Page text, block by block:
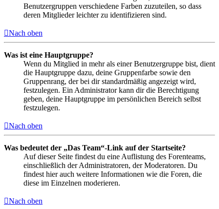
Benutzergruppen verschiedene Farben zuzuteilen, so dass
deren Mitglieder leichter zu identifizieren sind.
Nach oben
Was ist eine Hauptgruppe?
Wenn du Mitglied in mehr als einer Benutzergruppe bist, dient
die Hauptgruppe dazu, deine Gruppenfarbe sowie den
Gruppenrang, der bei dir standardmäßig angezeigt wird,
festzulegen. Ein Administrator kann dir die Berechtigung
geben, deine Hauptgruppe im persönlichen Bereich selbst
festzulegen.
Nach oben
Was bedeutet der „Das Team“-Link auf der Startseite?
Auf dieser Seite findest du eine Auflistung des Forenteams,
einschließlich der Administratoren, der Moderatoren. Du
findest hier auch weitere Informationen wie die Foren, die
diese im Einzelnen moderieren.
Nach oben